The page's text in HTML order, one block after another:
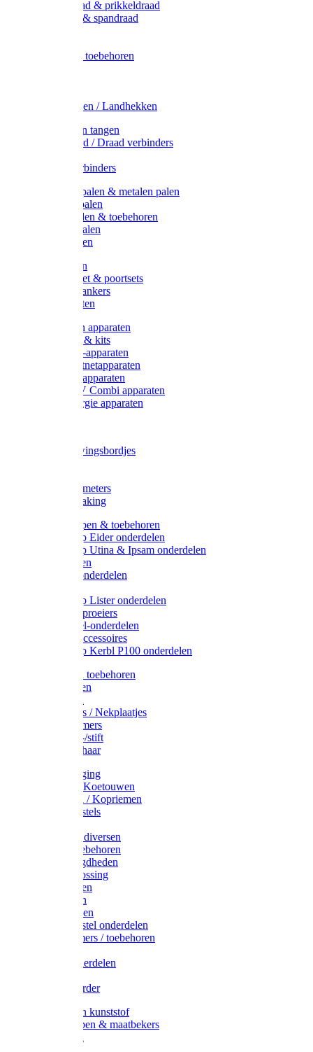
Metaal draad & prikkeldraad
Binddraad & spandraad
Afrasternet toebehoren
Weidehekken / Landhekken
Spanners en tangen
Lint / Koord / Draad verbinders
Litzclip verbinders
Recycling palen & metalen palen
Kunststof palen
T-Post t-palen & toebehoren
Glasfiber palen
Houten palen
Poortgrepen
Doorgangset & poortsets
Poortgreepankers
Weidepoorten
Onderdelen apparaten
Starter sets & kits
9V Batterij-apparaten
230V Lichtnetapparaten
12V Accu-apparaten
230V / 12V Combi apparaten
Zonne-energie apparaten
Waarschuwingsbordjes
Wegers en meters
Video bewaking
Weidepompen & toebehoren
Weidepomp Eider onderdelen
Weidepomp Utina & Ipsam onderdelen
Drinkbakken
Drinkbak onderdelen
Weidepomp Lister onderdelen
Nippels / Sproeiers
Drinknippel-onderdelen
Drinkbak accessoires
Weidepomp Kerbl P100 onderdelen
Oormerken toebehoren
Enkelbanden
Halsplaatjes / Nekplaatjes
Kokernummers
Merkspray-/stift
Veemerkschaar
Uierverzorging
Halsters & Koetouwen
Halsriemen / Kopriemen
Koerugborstels
Koe / Stier diversen
Melkers toebehoren
Stalbenodigdheden
Kalververlossing
Stierenringen
Onthoornen
Kalverflessen
Koerugborstel onderdelen
Kalveremmers / toebehoren
Koelift onderdelen
Uieronthaarder
Voerbakken kunststof
Voerscheppen & maatbekers